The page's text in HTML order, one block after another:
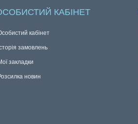
КАБІНЕТ
кабінет
замовлень
закладки
новин